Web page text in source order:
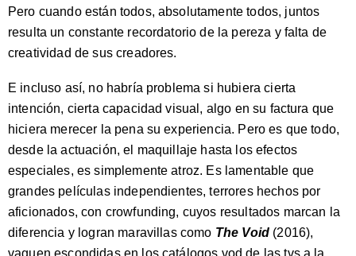
Pero cuando están todos, absolutamente todos, juntos
resulta un constante recordatorio de la pereza y falta de
creatividad de sus creadores.
E incluso así, no habría problema si hubiera cierta
intención, cierta capacidad visual, algo en su factura que
hiciera merecer la pena su experiencia. Pero es que todo,
desde la actuación, el maquillaje hasta los efectos
especiales, es simplemente atroz. Es lamentable que
grandes películas independientes, terrores hechos por
aficionados, con crowfunding, cuyos resultados marcan la
diferencia y logran maravillas como The Void (2016),
vaguen escondidas en los catálogos vod de las tvs a la